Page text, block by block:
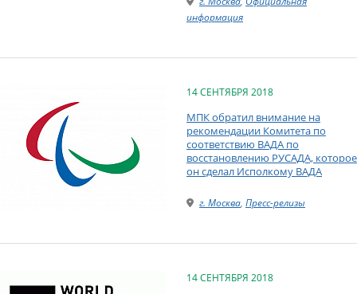
информация
14 СЕНТЯБРЯ 2018
МПК обратил внимание на
рекомендации Комитета по
соответствию ВАДА по
восстановлению РУСАДА, которое
он сделал Исполкому ВАДА
г. Москва, Пресс-релизы
14 СЕНТЯБРЯ 2018